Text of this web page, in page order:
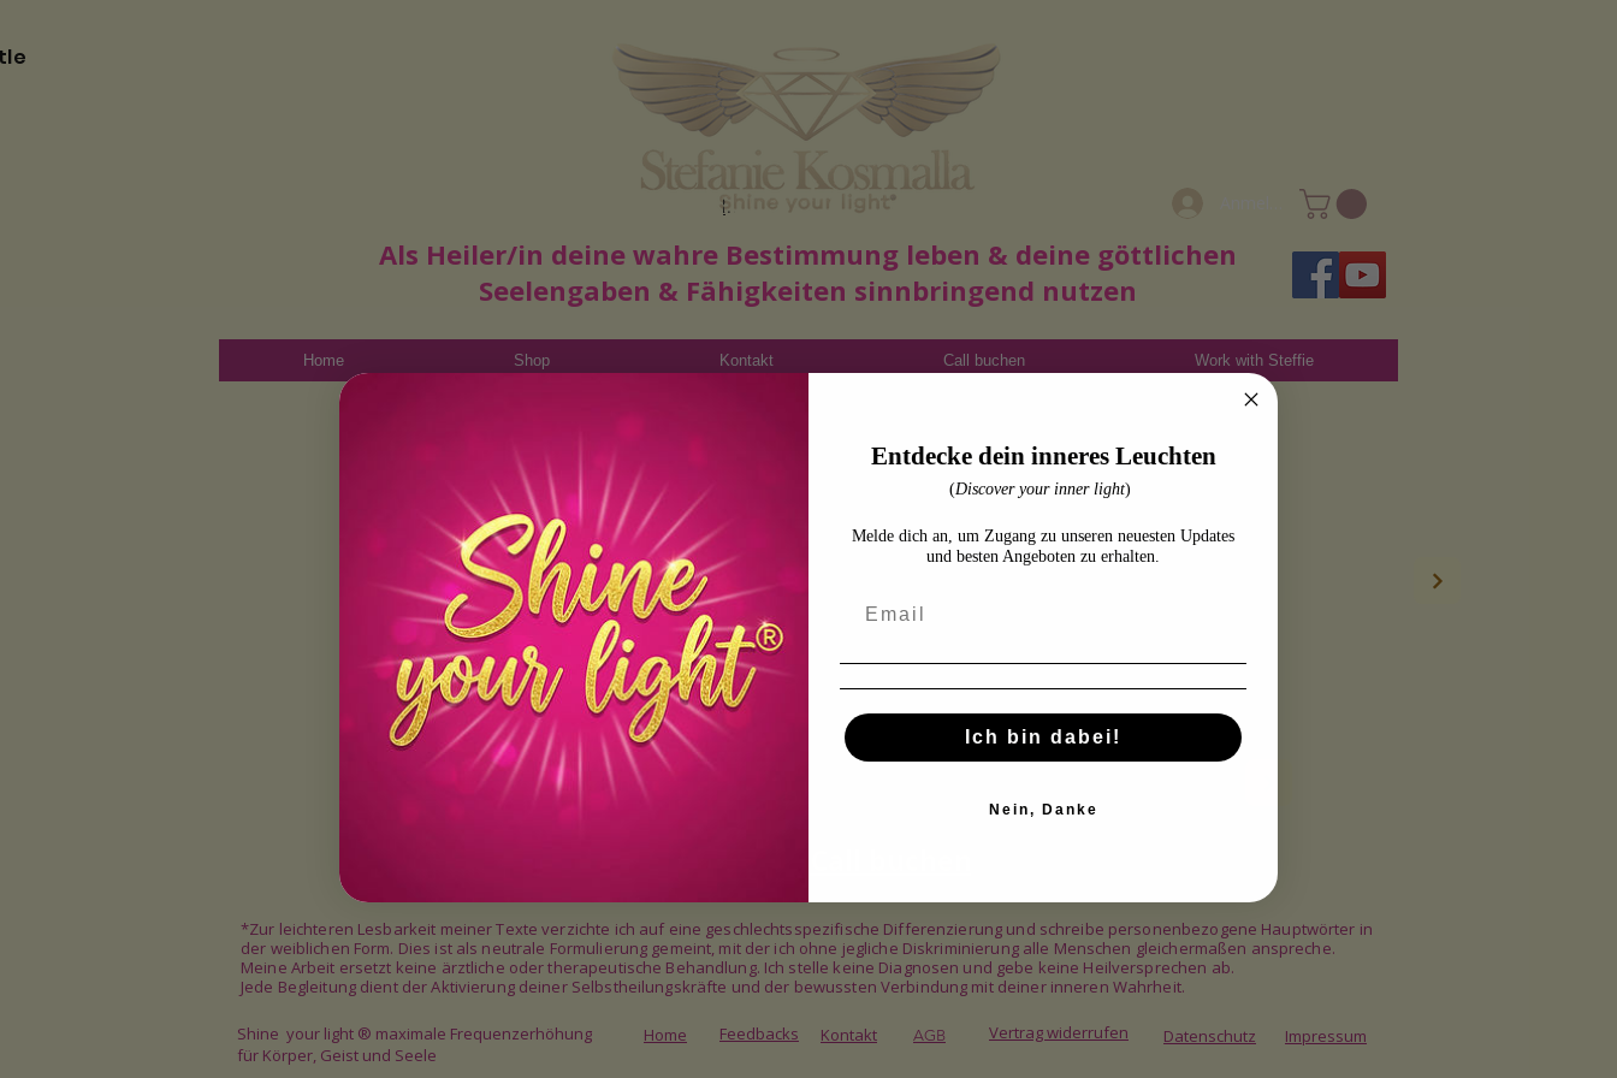
Read More
Als Heiler/in deine wahre Bestimmung leben & deine göttlichen
Seelengaben & Fähigkeiten sinnbringend nutzen
Home Shop Kontakt Call buchen Work with Steffie
*Zur leichteren Lesbarkeit meiner Texte verzichte ich auf eine geschlechtsspezifische Differenzierung und schreibe personenbezogene Hauptwörter in
der weiblichen Form. Dies ist als neutrale Formulierung gemeint, mit der ich ohne jegliche Diskriminierung alle Menschen gleichermaßen anspreche.
Meine Arbeit ersetzt keine ärztliche oder therapeutische Behandlung. Ich stelle keine Diagnosen und gebe keine Heilversprechen ab.
Jede Begleitung dient der Aktivierung deiner Selbstheilungskräfte und der bewussten Verbindung mit deiner inneren Wahrheit.
Shine your light ® maximale Frequenzerhöhung
für Körper, Geist und Seele
Home Feedbacks Kontakt AGB Vertrag widerrufen Datenschutz Impressum
Entdecke dein inneres Leuchten
(Discover your inner light)
Melde dich an, um Zugang zu unseren neuesten Updates
und besten Angeboten zu erhalten.
Ich bin dabei!
Nein, Danke